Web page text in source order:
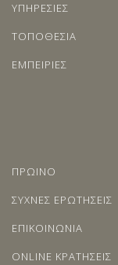
ΥΠΗΡΕΣΙΕΣ
ΤΟΠΟΘΕΣΙΑ
ΕΜΠΕΙΡΙΕΣ
ΠΡΩΙΝΟ
ΣΥΧΝΕΣ ΕΡΩΤΗΣΕΙΣ
ΕΠΙΚΟΙΝΩΝΙΑ
ONLINE ΚΡΑΤΗΣΕΙΣ